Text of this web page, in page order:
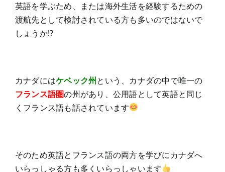
英語を学ぶため、または海外生活を経験するための
渡航先として検討されている方も多いのではないで
しょうか⁉
カナダにはケベック州という、カナダの中で唯一の
フランス語圏の州があり、公用語として英語と同じ
くフランス語も話されています
そのため英語とフランス語の両方を学びにカナダへ
いらっしゃる方も多くいらっしゃいます